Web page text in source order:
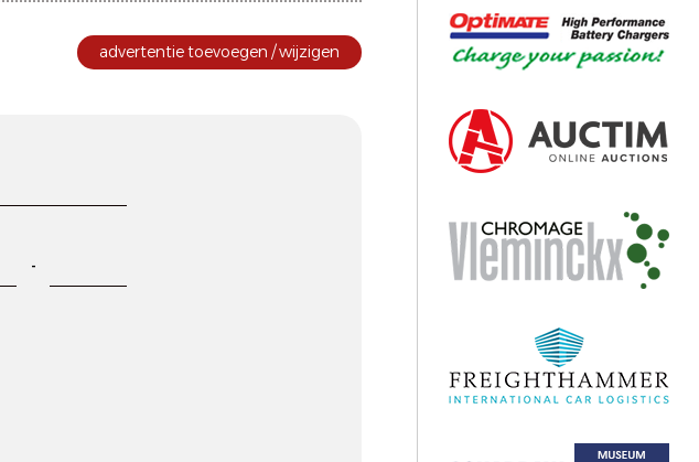
advertentie toevoegen / wijzigen
-